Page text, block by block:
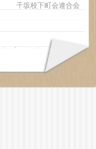
千坂校下町会連合会